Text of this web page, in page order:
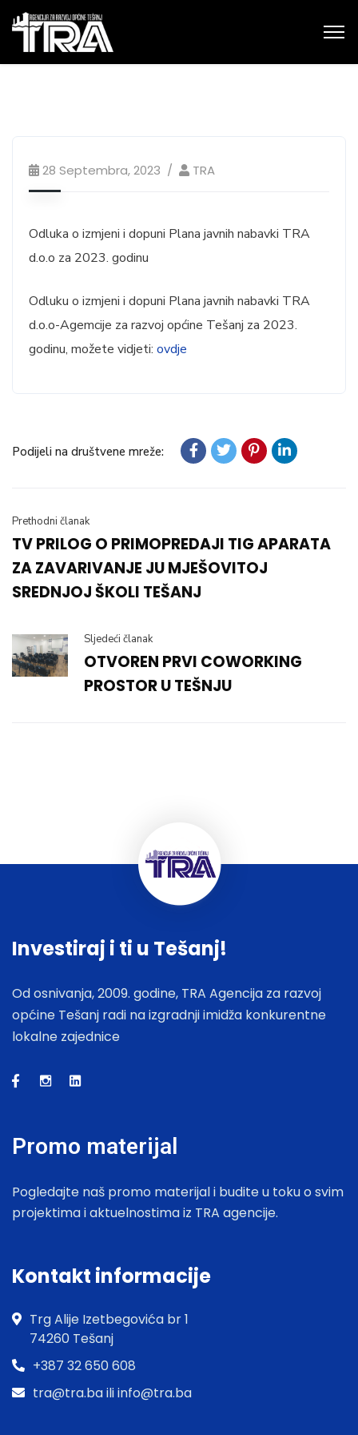
28 Septembra, 2023 TRA
Odluka o izmjeni i dopuni Plana javnih nabavki TRA
d.o.o za 2023. godinu
Odluku o izmjeni i dopuni Plana javnih nabavki TRA
d.o.o-Agemcije za razvoj općine Tešanj za 2023.
godinu, možete vidjeti: ovdje
Podijeli na društvene mreže:
Prethodni članak
TV PRILOG O PRIMOPREDAJI TIG APARATA
ZA ZAVARIVANJE JU MJEŠOVITOJ
SREDNJOJ ŠKOLI TEŠANJ
Sljedeći članak
OTVOREN PRVI COWORKING
PROSTOR U TEŠNJU
Investiraj i ti u Tešanj!
Od osnivanja, 2009. godine, TRA Agencija za razvoj
općine Tešanj radi na izgradnji imidža konkurentne
lokalne zajednice
Promo materijal
Pogledajte naš promo materijal i budite u toku o svim
projektima i aktuelnostima iz TRA agencije.
Kontakt informacije
Trg Alije Izetbegovića br 1
74260 Tešanj
+387 32 650 608
tra@tra.ba ili info@tra.ba